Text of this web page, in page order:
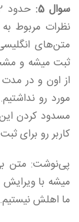
سوال 5:
نظرات مربوط
متن‌های
ثبت میشه و
مسدود کردن
کاربر رو برای
پی‌نوشت: متن
میشه با ویرایش
ما اهلش نیستیم.